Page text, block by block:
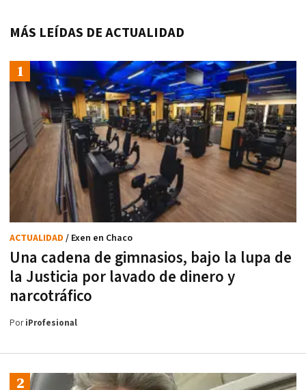
MÁS LEÍDAS DE ACTUALIDAD
Una cadena de gimnasios, bajo la lupa de
la Justicia por lavado de dinero y
narcotráfico
ACTUALIDAD / Exen en Chaco
PoriProfesional